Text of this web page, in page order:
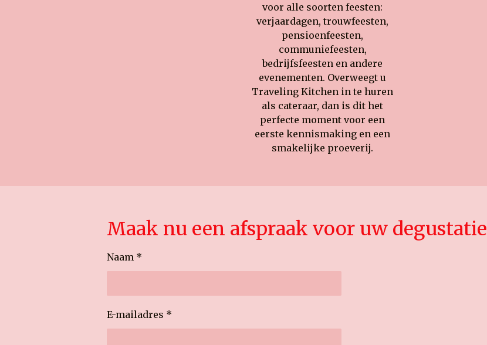
voor alle soorten feesten:
verjaardagen, trouwfeesten,
pensioenfeesten,
communiefeesten,
bedrijfsfeesten en andere
evenementen. Overweegt u
Traveling Kitchen in te huren
als cateraar, dan is dit het
perfecte moment voor een
eerste kennismaking en een
smakelijke proeverij.
Maak nu een afspraak voor uw degustatie
Naam *
E-mailadres *